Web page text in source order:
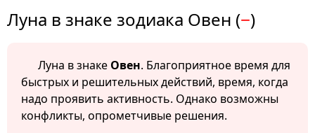
Луна в знаке зодиака Овен (−)
Луна в знаке Овен. Благоприятное время для
быстрых и решительных действий, время, когда
надо проявить активность. Однако возможны
конфликты, опрометчивые решения.